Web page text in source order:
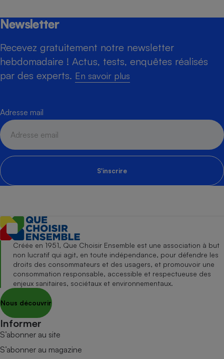
Newsletter
Recevez gratuitement notre newsletter
hebdomadaire ! Actus, tests, enquêtes réalisés
par des experts. En savoir plus
Adresse mail
S'inscrire
Créée en 1951, Que Choisir Ensemble est une association à but
non lucratif qui agit, en toute indépendance, pour défendre les
droits des consommateurs et des usagers, et promouvoir une
consommation responsable, accessible et respectueuse des
enjeux sanitaires, sociétaux et environnementaux.
Nous découvrir
Informer
S’abonner au site
S’abonner au magazine